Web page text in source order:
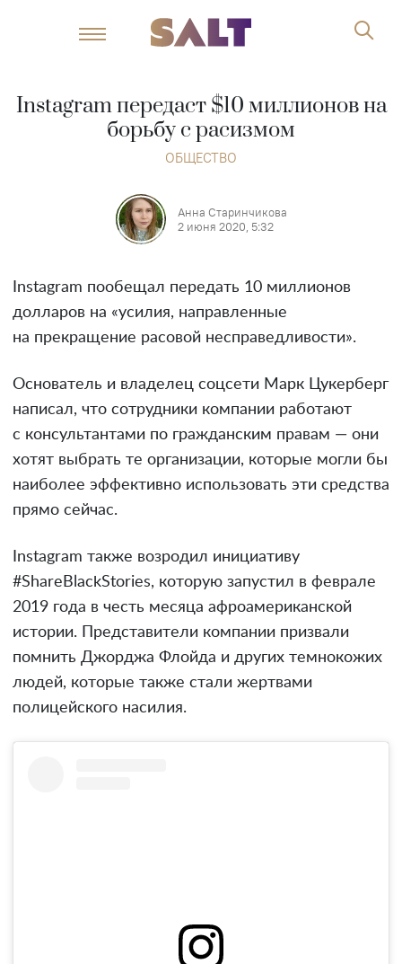
Instagram передаст $10 миллионов на
борьбу с расизмом
ОБЩЕСТВО
Анна Старинчикова
2 июня 2020, 5:32
Instagram пообещал передать 10 миллионов
долларов на «усилия, направленные
на прекращение расовой несправедливости».
Основатель и владелец соцсети Марк Цукерберг
написал, что сотрудники компании работают
с консультантами по гражданским правам — они
хотят выбрать те организации, которые могли бы
наиболее эффективно использовать эти средства
прямо сейчас.
Instagram также возродил инициативу
#ShareBlackStories, которую запустил в феврале
2019 года в честь месяца афроамериканской
истории. Представители компании призвали
помнить Джорджа Флойда и других темнокожих
людей, которые также стали жертвами
полицейского насилия.